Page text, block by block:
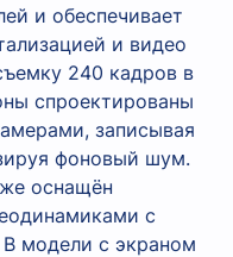
и обеспечивает
и видео
240 кадров в
спроектированы
записывая
фоновый шум.
оснащён
с
модели с экраном